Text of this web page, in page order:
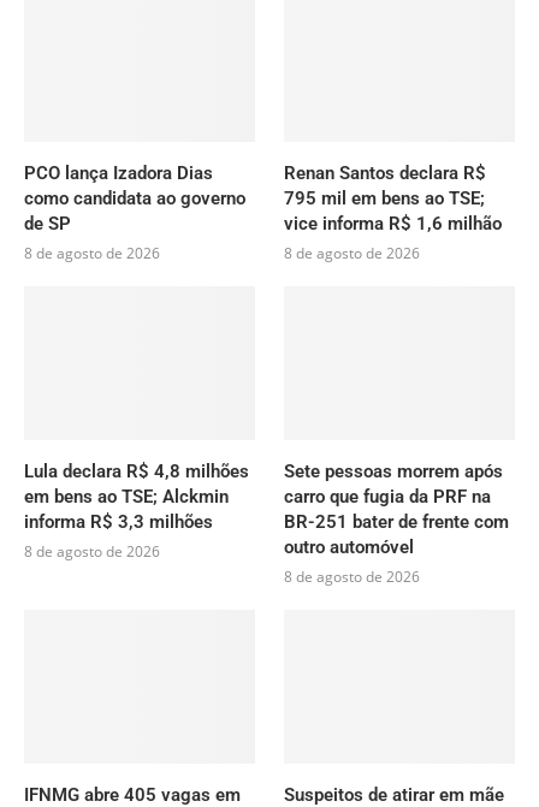
PCO lança Izadora Dias
como candidata ao governo
de SP
8 de agosto de 2026
Renan Santos declara R$
795 mil em bens ao TSE;
vice informa R$ 1,6 milhão
8 de agosto de 2026
Lula declara R$ 4,8 milhões
em bens ao TSE; Alckmin
informa R$ 3,3 milhões
8 de agosto de 2026
Sete pessoas morrem após
carro que fugia da PRF na
BR-251 bater de frente com
outro automóvel
8 de agosto de 2026
IFNMG abre 405 vagas em
Suspeitos de atirar em mãe